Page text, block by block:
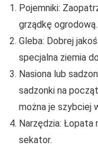
Pojemniki:
grządkę ogrodową.
Gleba: Dobrej
specjalna ziemia
Nasiona lub
sadzonki na
można je szybciej
Narzędzia: Łopata
sekator.